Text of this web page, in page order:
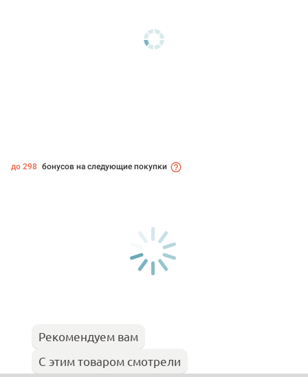
до 298 бонусов на следующие покупки
Рекомендуем вам
С этим товаром смотрели